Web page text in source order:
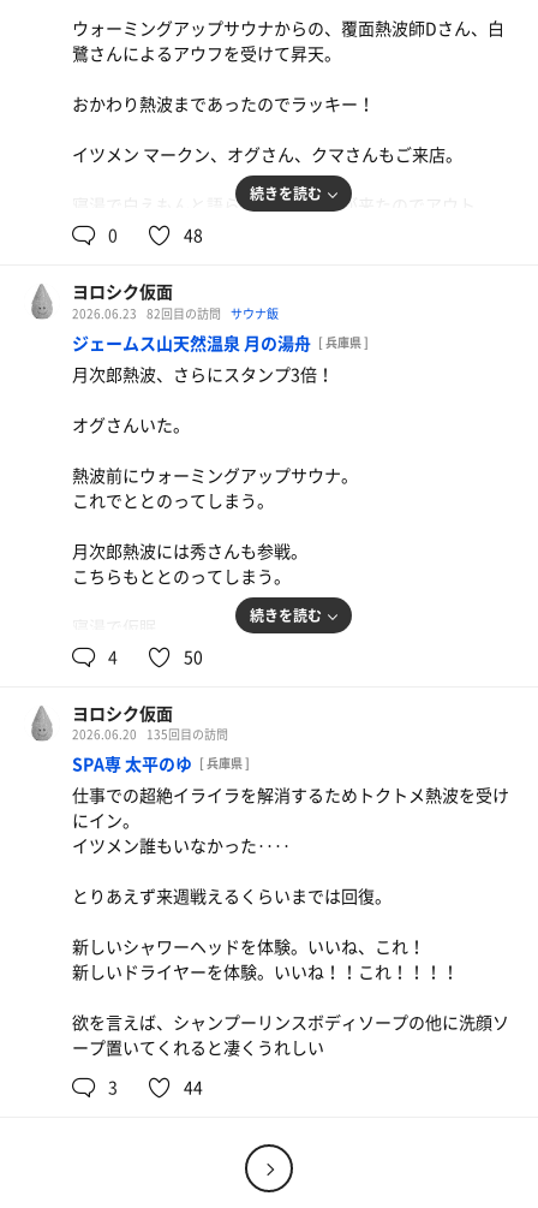
親子丼
リバウンド不可避
ウォーミングアップサウナからの、覆面熱波師Dさん、白
鷺さんによるアウフを受けて昇天。
おかわり熱波まであったのでラッキー！
イツメン マークン、オグさん、クマさんもご来店。
寝湯で白えもんと語らいながら時間が来たのでアウト。
氷点下サイダー
続きを読む
0 48
ヨロシク仮面
2026.06.23 82回目の訪問 サウナ飯
ジェームス山天然温泉 月の湯舟 [ 兵庫県 ]
月次郎熱波、さらにスタンプ3倍！
オグさんいた。
熱波前にウォーミングアップサウナ。
これでととのってしまう。
月次郎熱波には秀さんも参戦。
こちらもととのってしまう。
こちらもととのってしまう。
追い熱波。
こちらもととのってしまう。
めずらしく4セットともグワングワンにととのった。
職場でのストレスがスパイスになってるのだろうか。
大好き月の湯舟！
続きを読む
4 50
ヨロシク仮面
2026.06.20 135回目の訪問
SPA専 太平のゆ [ 兵庫県 ]
仕事での超絶イライラを解消するためトクトメ熱波を受け
にイン。
イツメン誰もいなかった‥‥
とりあえず来週戦えるくらいまでは回復。
新しいシャワーヘッドを体験。いいね、これ！
新しいドライヤーを体験。いいね！！これ！！！！
欲を言えば、シャンプーリンスボディソープの他に洗顔ソ
ープ置いてくれると凄くうれしい
3
44